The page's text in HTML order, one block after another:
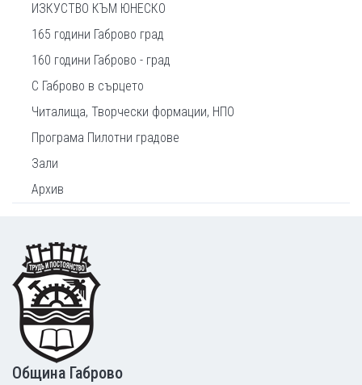
ИЗКУСТВО КЪМ ЮНЕСКО
165 години Габрово град
160 години Габрово - град
С Габрово в сърцето
Читалища, Творчески формации, НПО
Програма Пилотни градове
Зали
Архив
Footer
Община Габрово